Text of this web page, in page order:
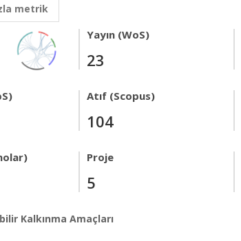
metrik
Yayın (WoS)
23
Atıf (Scopus)
104
Proje
5
Kalkınma Amaçları